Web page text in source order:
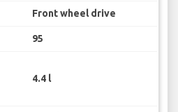
Front wheel drive
95
4.4 l